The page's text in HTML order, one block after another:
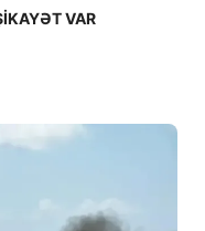
VAR